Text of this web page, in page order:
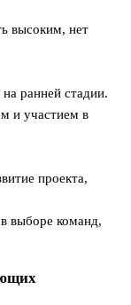
высоким, нет
ранней стадии.
и участием в
проекта,
выборе команд,